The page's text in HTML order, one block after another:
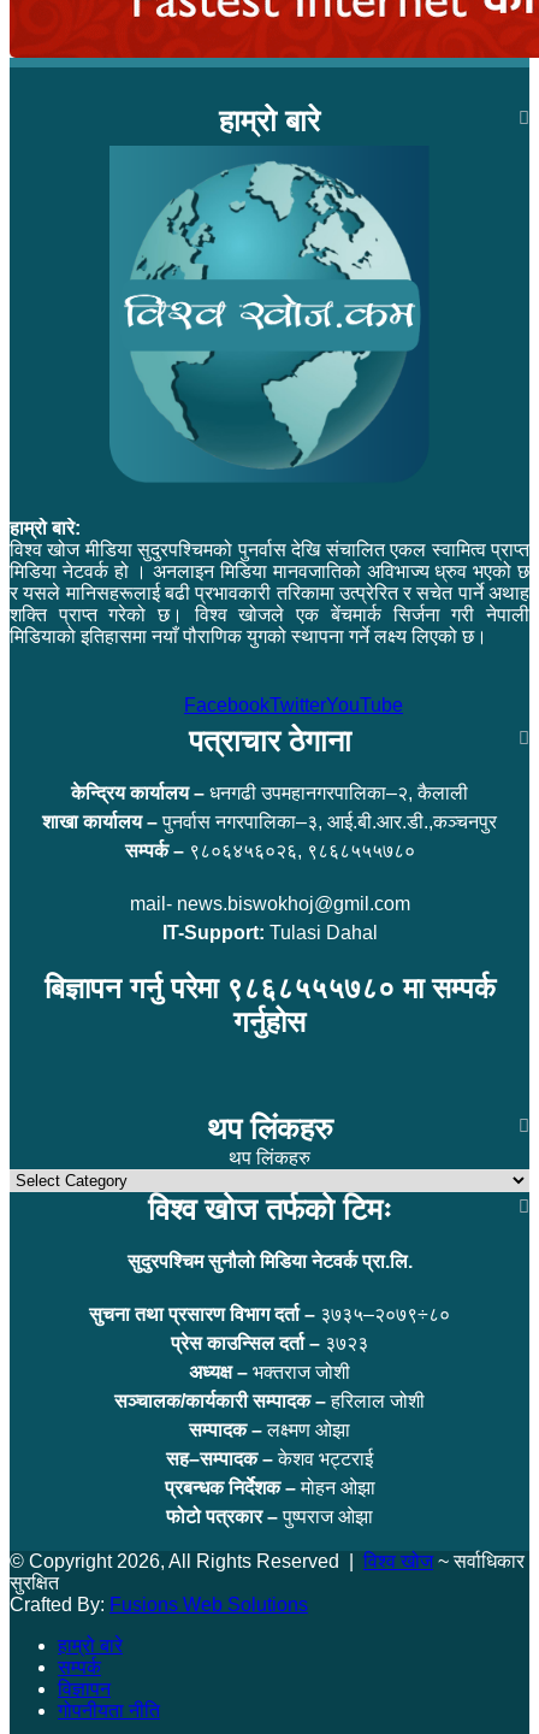
हाम्रो बारे
हाम्रो बारे:
विश्व खोज मीडिया सुदुरपश्चिमको पुनर्वास देखि संचालित एकल स्वामित्व प्राप्त
मिडिया नेटवर्क हो । अनलाइन मिडिया मानवजातिको अविभाज्य ध्रुव भएको छ
र यसले मानिसहरूलाई बढी प्रभावकारी तरिकामा उत्प्रेरित र सचेत पार्ने अथाह
शक्ति प्राप्त गरेको छ। विश्व खोजले एक बेंचमार्क सिर्जना गरी नेपाली
मिडियाको इतिहासमा नयाँ पौराणिक युगको स्थापना गर्ने लक्ष्य लिएको छ।
FacebookTwitterYouTube
पत्राचार ठेगाना
केन्द्रिय कार्यालय – धनगढी उपमहानगरपालिका–२, कैलाली
शाखा कार्यालय –पुनर्वास नगरपालिका–३, आई.बी.आर.डी.,कञ्चनपुर
सम्पर्क –९८०६४५६०२६, ९८६८५५५७८०
mail- news.biswokhoj@gmil.com
IT-Support: Tulasi Dahal
बिज्ञापन गर्नु परेमा ९८६८५५५७८० मा सम्पर्क
गर्नुहोस
थप लिंकहरु
थप लिंकहरु
विश्व खोज तर्फको टिमः
सुदुरपश्चिम सुनौलो मिडिया नेटवर्क प्रा.लि.
सुचना तथा प्रसारण विभाग दर्ता – ३७३५–२०७९÷८०
प्रेस काउन्सिल दर्ता – ३७२३
अध्यक्ष – भक्तराज जोशी
सञ्चालक/कार्यकारी सम्पादक –हरिलाल जोशी
सम्पादक –लक्ष्मण ओझा
सह–सम्पादक –केशव भट्टराई
प्रबन्धक निर्देशक –मोहन ओझा
फोटो पत्रकार –पुष्पराज ओझा
© Copyright 2026, All Rights Reserved | विश्व खोज~ सर्वाधिकार
सुरक्षित
Crafted By: Fusions Web Solutions
हाम्रो बारे
सम्पर्क
विज्ञापन
गोपनीयता नीति